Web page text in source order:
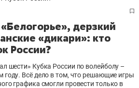
дерзкий
«дикари»: кто
России?
шести» Кубка России по волейболу –
году. Всё дело в том, что решающие игры
графика смогли провести только в